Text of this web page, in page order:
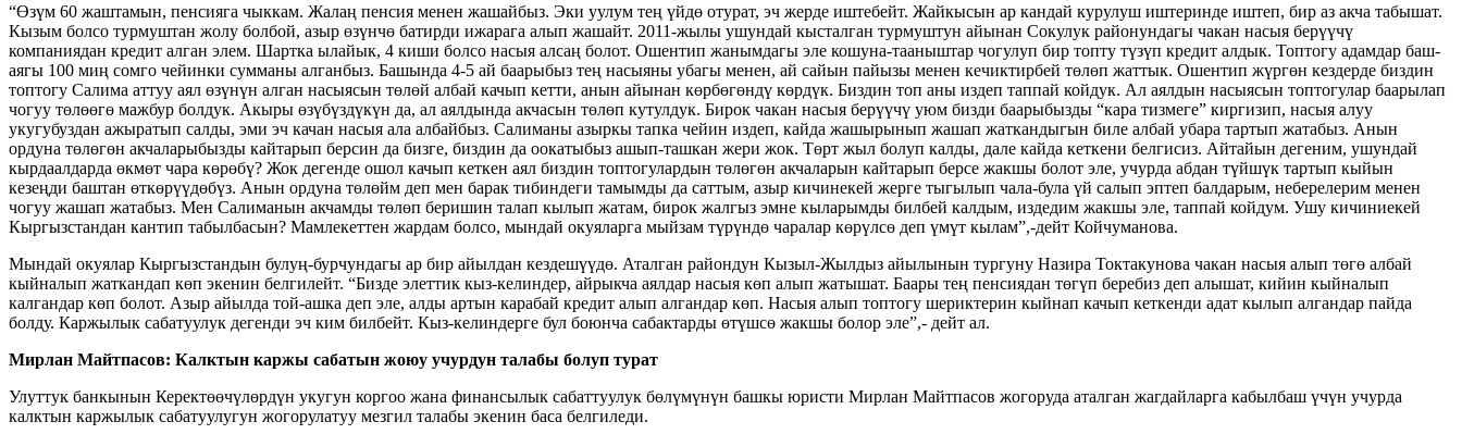
“Өзүм 60 жаштамын, пенсияга чыккам. Жалаң пенсия менен жашайбыз. Эки уулум тең үйдө отурат, эч жерде иштебейт. Жайкысын ар кандай курулуш иштеринде иштеп, бир аз акча табышат.
Кызым болсо турмуштан жолу болбой, азыр өзүнчө батирди ижарага алып жашайт. 2011-жылы ушундай кысталган турмуштун айынан Сокулук районундагы чакан насыя берүүчү
компаниядан кредит алган элем. Шартка ылайык, 4 киши болсо насыя алсаң болот. Ошентип жанымдагы эле кошуна-тааныштар чогулуп бир топту түзүп кредит алдык. Топтогу адамдар баш-
аягы 100 миң сомго чейинки сумманы алганбыз. Башында 4-5 ай баарыбыз тең насыяны убагы менен, ай сайын пайызы менен кечиктирбей төлөп жаттык. Ошентип жүргөн кездерде биздин
топтогу Салима аттуу аял өзүнүн алган насыясын төлөй албай качып кетти, анын айынан көрбөгөндү көрдүк. Биздин топ аны издеп таппай койдук. Ал аялдын насыясын топтогулар баарылап
чогуу төлөөгө мажбур болдук. Акыры өзүбүздүкүн да, ал аялдында акчасын төлөп кутулдук. Бирок чакан насыя берүүчү уюм бизди баарыбызды “кара тизмеге” киргизип, насыя алуу
укугубуздан ажыратып салды, эми эч качан насыя ала албайбыз. Салиманы азыркы тапка чейин издеп, кайда жашырынып жашап жаткандыгын биле албай убара тартып жатабыз. Анын
ордуна төлөгөн акчаларыбызды кайтарып берсин да бизге, биздин да оокатыбыз ашып-ташкан жери жок. Төрт жыл болуп калды, дале кайда кеткени белгисиз. Айтайын дегеним, ушундай
кырдаалдарда өкмөт чара көрөбү? Жок дегенде ошол качып кеткен аял биздин топтогулардын төлөгөн акчаларын кайтарып берсе жакшы болот эле, учурда абдан түйшүк тартып кыйын
кезеңди баштан өткөрүүдөбүз. Анын ордуна төлөйм деп мен барак тибиндеги тамымды да саттым, азыр кичинекей жерге тыгылып чала-була үй салып эптеп балдарым, неберелерим менен
чогуу жашап жатабыз. Мен Салиманын акчамды төлөп беришин талап кылып жатам, бирок жалгыз эмне кыларымды билбей калдым, издедим жакшы эле, таппай койдум. Ушу кичиниекей
Кыргызстандан кантип табылбасын? Мамлекеттен жардам болсо, мындай окуяларга мыйзам түрүндө чаралар көрүлсө деп үмүт кылам”,-дейт Койчуманова.
Мындай окуялар Кыргызстандын булуң-бурчундагы ар бир айылдан кездешүүдө. Аталган райондун Кызыл-Жылдыз айылынын тургуну Назира Токтакунова чакан насыя алып төгө албай
кыйналып жаткандап көп экенин белгилейт. “Бизде элеттик кыз-келиндер, айрыкча аялдар насыя көп алып жатышат. Баары тең пенсиядан төгүп беребиз деп алышат, кийин кыйналып
калгандар көп болот. Азыр айылда той-ашка деп эле, алды артын карабай кредит алып алгандар көп. Насыя алып топтогу шериктерин кыйнап качып кеткенди адат кылып алгандар пайда
болду. Каржылык сабатуулук дегенди эч ким билбейт. Кыз-келиндерге бул боюнча сабактарды өтүшсө жакшы болор эле”,- дейт ал.
Мирлан Майтпасов: Калктын каржы сабатын жоюу учурдун талабы болуп турат
Улуттук банкынын Керектөөчүлөрдүн укугун коргоо жана финансылык сабаттуулук бөлүмүнүн башкы юристи Мирлан Майтпасов жогоруда аталган жагдайларга кабылбаш үчүн учурда
калктын каржылык сабатуулугун жогорулатуу мезгил талабы экенин баса белгиледи.